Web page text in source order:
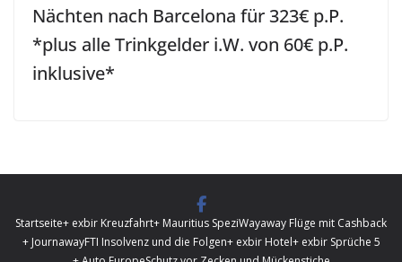
Nächten nach Barcelona für 323€ p.P.
*plus alle Trinkgelder i.W. von 60€ p.P.
inklusive*
Startseite+ exbir Kreuzfahrt+ Mauritius SpeziWayaway Flüge mit Cashback
+ JournawayFTI Insolvenz und die Folgen+ exbir Hotel+ exbir Sprüche 5